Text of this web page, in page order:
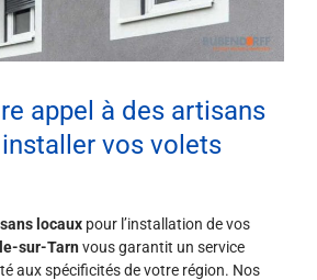
appel à des artisans
vos volets
locaux pour l’installation de vos
sur-Tarnvous garantit un service
aux spécificités de votre région. Nos